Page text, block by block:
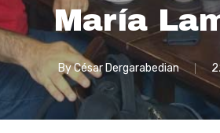
María
ByCésar Dergarabedian